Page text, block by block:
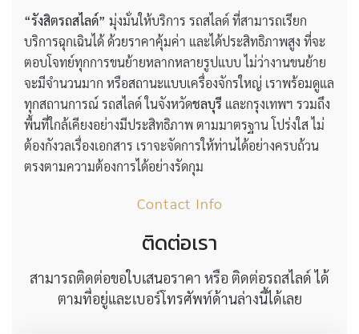
“รังสิตรถสไลด์” มุ่งมั่นให้บริการ รถสไลด์ ที่สามารถเรียก
บริการฉุกเฉินได้ ด้วยราคาคุ้มค่า และได้ประสิทธิภาพสูง ที่จะ
ตอบโจทย์ทุกการขนย้ายหลากหลายรูปแบบ ไม่ว่างานขนย้าย
จะมีจำนวนมาก หรือสถานะแบบเครื่องจักรใหญ่ เราพร้อมดูแล
ทุกสถานการณ์ รถสไลด์ ในจังหวัดชลบุรี และกรุงเทพฯ รวมถึง
พื้นที่ใกล้เคียงอย่างมีประสิทธิภาพ ตามมาตรฐาน โปร่งใส ไม่
ต้องกังวลเรื่องเอกสาร เราจะจัดการให้ท่านได้อย่างครบถ้วน
ตรงตามความต้องการได้อย่างรัดกุม
Contact Info
ติดต่อเรา
สามารถติดต่อขอใบเสนอราคา หรือ ติดต่อรถสไลด์ ได้
ตามที่อยู่และเบอร์โทรศัพท์ด้านล่างนี้ได้เลย